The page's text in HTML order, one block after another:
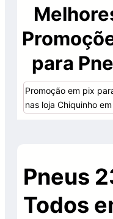
para
Promoção em pix
nas loja Chiquinho
Pneus
Todos